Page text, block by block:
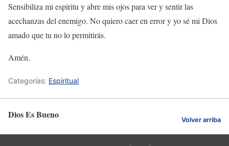
Sensibiliza mi espíritu y abre mis ojos para ver y sentir las
acechanzas del enemigo. No quiero caer en error y yo sé mi Dios
amado que tu no lo permitirás.
Amén.
Categorías: Espiritual
Dios Es Bueno Volver arriba